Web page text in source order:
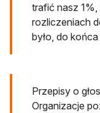
trafić nasz
rozliczeniach
było, do
Przepisy o
Organizacje